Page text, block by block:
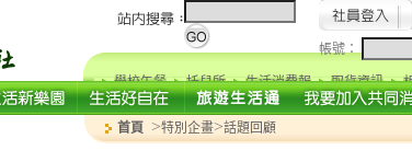
帳號：
學校午餐 托兒所 生活消費報 取貨資訊
首頁 >特別企畫>話題回顧